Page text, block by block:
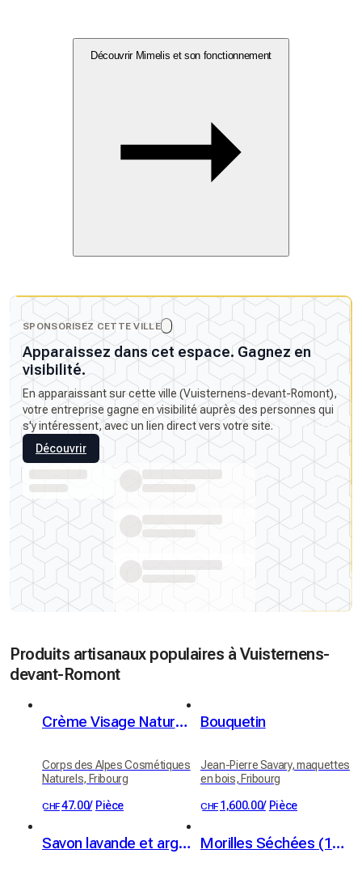
Découvrir Mimelis et son fonctionnement
SPONSORISEZ CETTE VILLE
Apparaissez dans cet espace. Gagnez en
visibilité.
En apparaissant sur cette ville (Vuisternens-devant-Romont),
votre entreprise gagne en visibilité auprès des personnes qui
s'y intéressent, avec un lien direct vers votre site.
Découvrir
Produits artisanaux populaires à Vuisternens-
devant-Romont
Crème Visage Naturelle Fleur d'Immortelle
Corps des Alpes Cosmétiques
Naturels, Fribourg
CHF47.00/ Pièce
Bouquetin
Jean-Pierre Savary, maquettes
en bois, Fribourg
CHF 1,600.00/ Pièce
Savon lavande et argile blanche - bio Morilles Séchées (10g)